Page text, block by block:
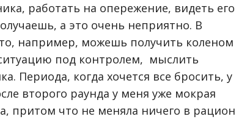
работать на опережение, видеть его
а это очень неприятно. В
например, можешь получить коленом
под контролем, мыслить
Периода, когда хочется все бросить, у
второго раунда у меня уже мокрая
притом что не меняла ничего в